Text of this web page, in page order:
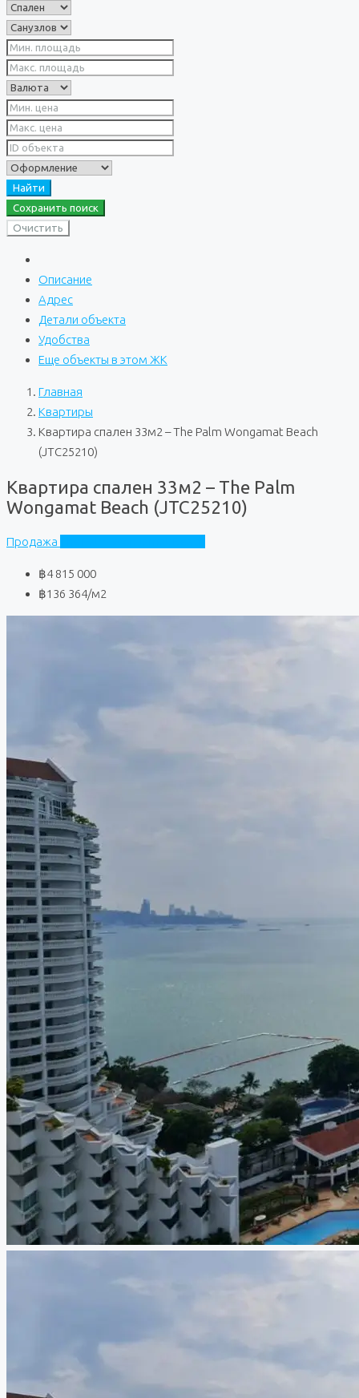
Найти
Сохранить поиск
Очистить
Описание
Адрес
Детали объекта
Удобства
Еще объекты в этом ЖК
Главная
Квартиры
Квартира спален 33м2 – The Palm Wongamat Beach
(JTC25210)
Квартира спален 33м2 – The Palm
Wongamat Beach (JTC25210)
Продажа
฿4 815 000
฿136 364/м2